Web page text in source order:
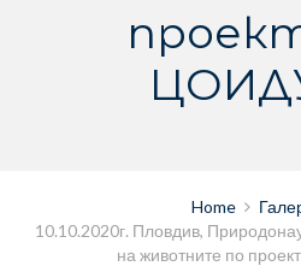
Home
10.10.2020г. Пловдив,
на животните по